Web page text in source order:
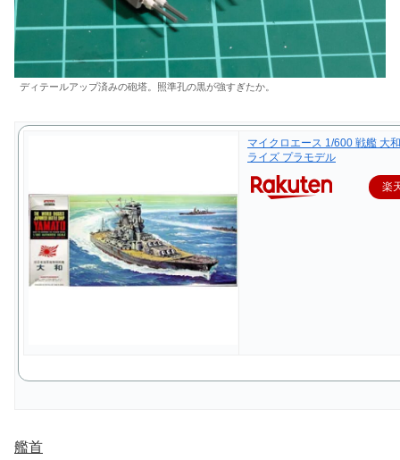
ディテールアップ済みの砲塔。照準孔の黒が強すぎたか。
マイクロエース 1/600 戦艦 大
ライズ プラモデル
楽
艦首